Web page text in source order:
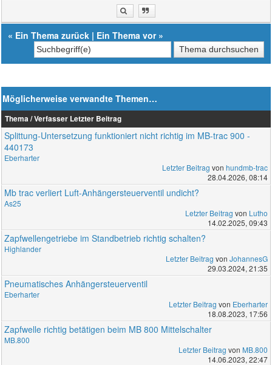
« Ein Thema zurück | Ein Thema vor»
Möglicherweise verwandte Themen…
Thema / Verfasser Letzter Beitrag
Splittung-Untersetzung funktioniert nicht richtig im MB-trac 900 -
440173
Eberharter
Letzter Beitrag von hundmb-trac
28.04.2026, 08:14
Mb trac verliert Luft-Anhängersteuerventil undicht?
As25
Letzter Beitrag von Lutho
14.02.2025, 09:43
Zapfwellengetriebe im Standbetrieb richtig schalten?
Highlander
Letzter Beitrag von JohannesG
29.03.2024, 21:35
Pneumatisches Anhängersteuerventil
Eberharter
Letzter Beitrag von Eberharter
18.08.2023, 17:56
Zapfwelle richtig betätigen beim MB 800 Mittelschalter
MB.800
Letzter Beitrag von MB.800
14.06.2023, 22:47